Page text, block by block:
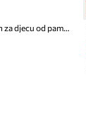
Guess komplet za svaki dan za djecu od pamuka